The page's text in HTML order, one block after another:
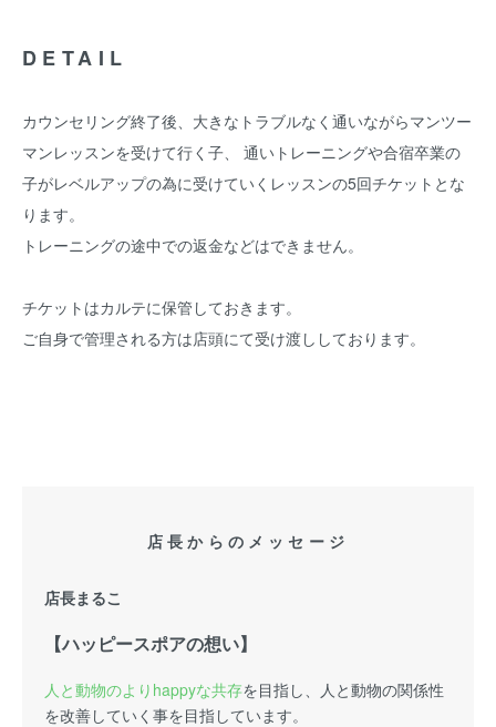
DETAIL
カウンセリング終了後、大きなトラブルなく通いながらマンツー
マンレッスンを受けて行く子、 通いトレーニングや合宿卒業の
子がレベルアップの為に受けていくレッスンの5回チケットとな
ります。
トレーニングの途中での返金などはできません。
チケットはカルテに保管しておきます。
ご自身で管理される方は店頭にて受け渡ししております。
店長からのメッセージ
店長まるこ
【ハッピースポアの想い】
人と動物のよりhappyな共存を目指し、人と動物の関係性
を改善していく事を目指しています。